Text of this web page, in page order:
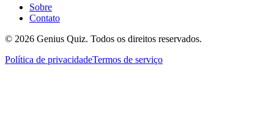
Sobre
Contato
© 2026 Genius Quiz. Todos os direitos reservados.
Política de privacidadeTermos de serviço